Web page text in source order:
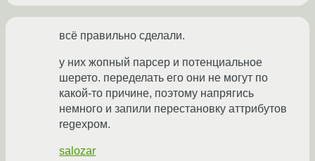
всё правильно сделали.
у них жопный парсер и потенциальное
шерето. переделать его они не могут по
какой-то причине, поэтому напрягись
немного и запили перестановку аттрибутов
regexpом.
salozar